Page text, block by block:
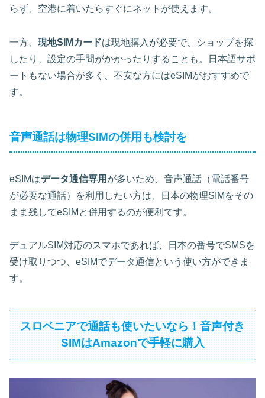
らず、空港に着いたらすぐにネットが使えます。
一方、 現地SIMカードは現地購入が必要で、ショップを探
したり、設定の手間がかかったりすることも。日本語サポ
ートもない場合が多く、不安な方にはeSIMがおすすめで
す。
音声通話は物理SIMの併用も検討を
eSIMはデータ通信専用 が多いため、音声通話（電話番号
が必要な通話）を利用したい方は、日本の物理SIMをその
まま残してeSIMと併用するのが便利です。
デュアルSIM対応のスマホであれば、日本の番号でSMSを
受け取りつつ、eSIMでデータ通信という使い方ができま
す。
スロベニアで通話も使いたいなら！音声付き
SIMはAmazonで手軽に購入